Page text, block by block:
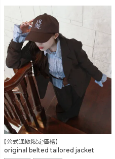
【公式通販限定価格】
original belted tailored jacket